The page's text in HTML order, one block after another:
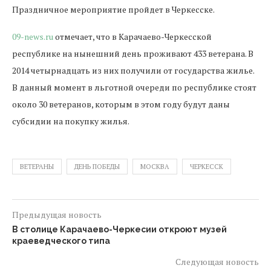
Праздничное мероприятие пройдет в Черкесске.
09-news.ruотмечает, что в Карачаево-Черкесской
республике на нынешний день проживают 433 ветерана. В
2014 четырнадцать из них получили от государства жилье.
В данный момент в льготной очереди по республике стоят
около 30 ветеранов, которым в этом году будут даны
субсидии на покупку жилья.
ВЕТЕРАНЫ ДЕНЬ ПОБЕДЫ МОСКВА ЧЕРКЕССК
Предыдущая новость
В столице Карачаево-Черкесии откроют музей
краеведческого типа
Следующая новость